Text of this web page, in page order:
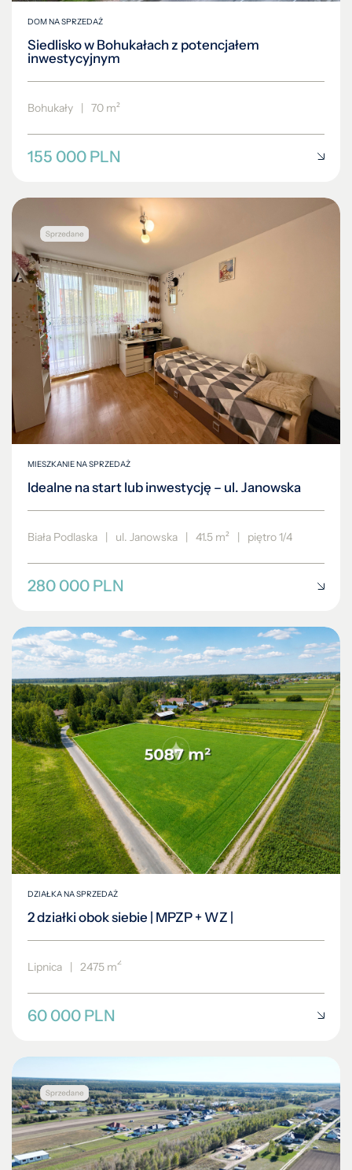
DOM NA SPRZEDAŻ
Siedlisko w Bohukałach z potencjałem
inwestycyjnym
Bohukały | 70 m²
155 000 PLN
MIESZKANIE NA SPRZEDAŻ
Idealne na start lub inwestycję – ul. Janowska
Biała Podlaska | ul. Janowska | 41.5 m² | piętro 1/4
280 000 PLN
DZIAŁKA NA SPRZEDAŻ
2 działki obok siebie | MPZP + WZ |
Lipnica | 2475 m2
60 000 PLN